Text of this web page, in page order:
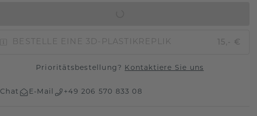
BESTELLE EINE 3D-PLASTIKREPLIK 15,- €
Prioritätsbestellung? Kontaktiere Sie uns
Chat E-Mail +49 206 570 833 08